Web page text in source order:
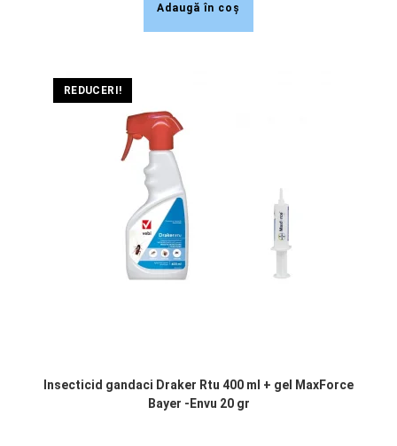
Adaugă în coș
REDUCERI!
Insecticid gandaci Draker Rtu 400 ml + gel MaxForce
Bayer -Envu 20 gr